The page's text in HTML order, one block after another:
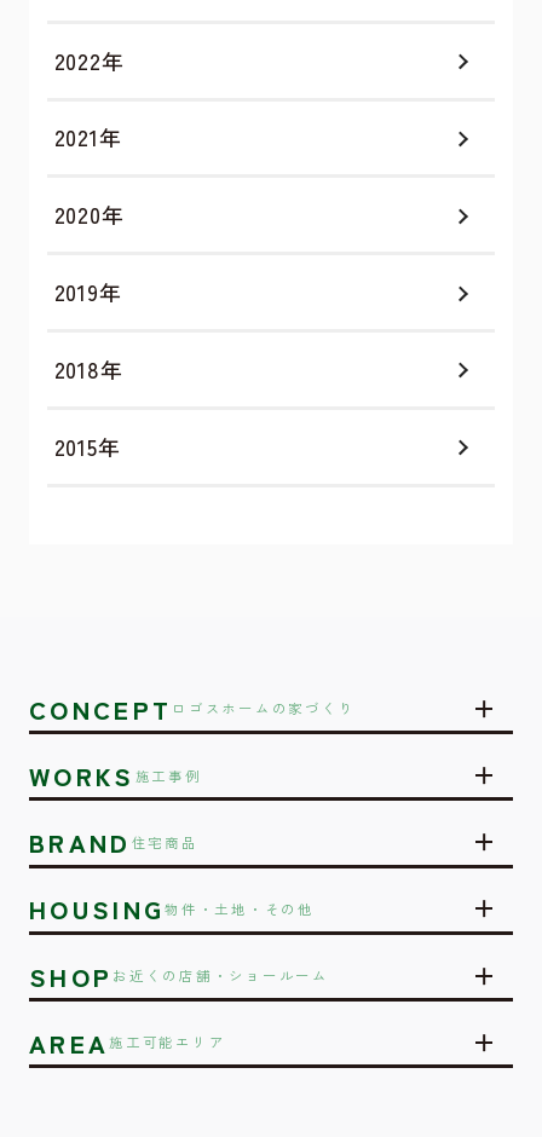
2022年
2021年
2020年
2019年
2018年
2015年
CONCEPT ロゴスホームの家づくり
WORKS 施工事例
BRAND 住宅商品
HOUSING物件・土地・その他
SHOP お近くの店舗・ショールーム
AREA施工可能エリア